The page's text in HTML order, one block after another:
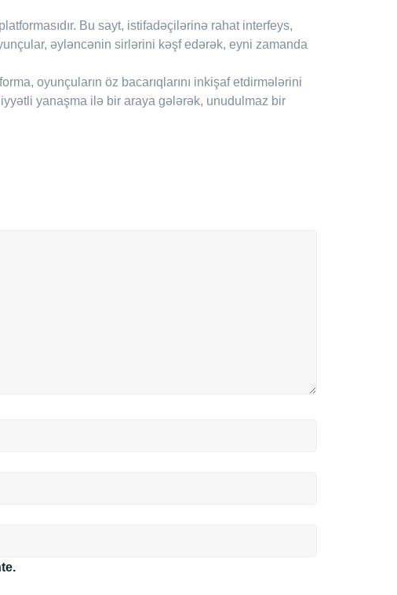
Bu sayt, istifadəçilərinə rahat interfeys,
əyləncənin sirlərini kəşf edərək, eyni zamanda
oyunçuların öz bacarıqlarını inkişaf etdirmələrini
yanaşma ilə bir araya gələrək, unudulmaz bir